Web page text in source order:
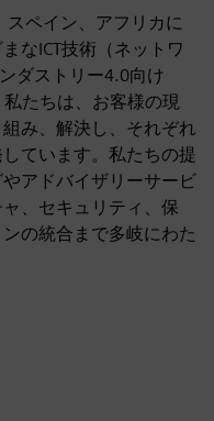
ペイン、アフリカに
なICT技術（ネットワ
ダストリー4.0向け
たちは、お客様の現
み、解決し、それぞれ
ています。私たちの提
アドバイザリーサービ
、セキュリティ、保
の統合まで多岐にわた